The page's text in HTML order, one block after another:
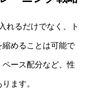
れるだけでなく、ト
めることは可能で
ース配分など、性
ます。